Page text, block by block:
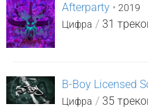
Afterparty • 2019
Цифра / 31
B-Boy Licensed
Цифра / 35